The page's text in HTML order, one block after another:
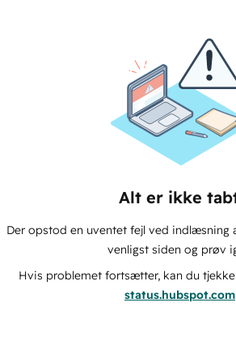
Alt er ikke
Der opstod en uventet fejl ved indlæsning
venligst siden og prøv
Hvis problemet fortsætter, kan du
status.hubspot.com